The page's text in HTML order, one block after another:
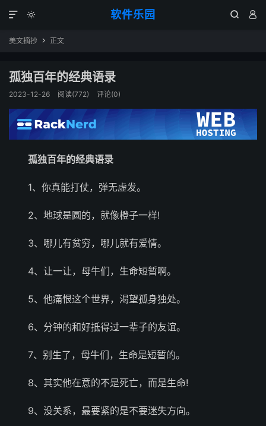
软件乐园 
 

美文摘抄  正文
孤独百年的经典语录
2023-12-26 阅读(772) 评论(0)
孤独百年的经典语录
1、你真能打仗，弹无虚发。
2、地球是圆的，就像橙子一样!
3、哪儿有贫穷，哪儿就有爱情。
4、让一让，母牛们，生命短暂啊。
5、他痛恨这个世界，渴望孤身独处。
6、分钟的和好抵得过一辈子的友谊。
7、别生了，母牛们，生命是短暂的。
8、其实他在意的不是死亡，而是生命!
9、没关系，最要紧的是不要迷失方向。